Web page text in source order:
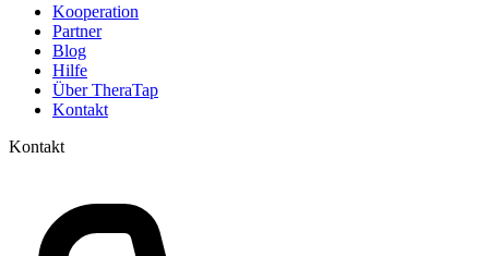
Kooperation
Partner
Blog
Hilfe
Über TheraTap
Kontakt
Kontakt